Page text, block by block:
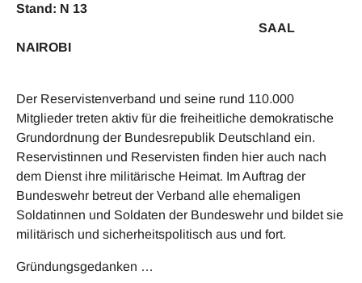
Stand: N 13
SAAL
NAIROBI
Der Reservistenverband und seine rund 110.000
Mitglieder treten aktiv für die freiheitliche demokratische
Grundordnung der Bundesrepublik Deutschland ein.
Reservistinnen und Reservisten finden hier auch nach
dem Dienst ihre militärische Heimat. Im Auftrag der
Bundeswehr betreut der Verband alle ehemaligen
Soldatinnen und Soldaten der Bundeswehr und bildet sie
militärisch und sicherheitspolitisch aus und fort.
Gründungsgedanken …